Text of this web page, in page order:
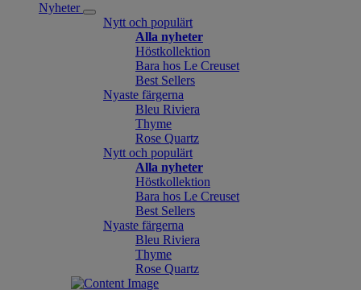
Nyheter
Nytt och populärt
Alla nyheter
Höstkollektion
Bara hos Le Creuset
Best Sellers
Nyaste färgerna
Bleu Riviera
Thyme
Rose Quartz
Nytt och populärt
Alla nyheter
Höstkollektion
Bara hos Le Creuset
Best Sellers
Nyaste färgerna
Bleu Riviera
Thyme
Rose Quartz